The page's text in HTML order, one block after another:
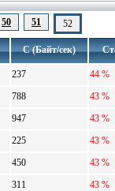
50 51 52
С (Байт/сек)
237
44 %
788
43 %
947
43 %
225
43 %
450
43 %
311
43 %